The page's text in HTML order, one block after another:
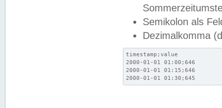
Semikolon als
Dezimalkomma
timestamp;value
2000-01-01 01:00;646
2000-01-01 01:15;646
2000-01-01 01:30;645